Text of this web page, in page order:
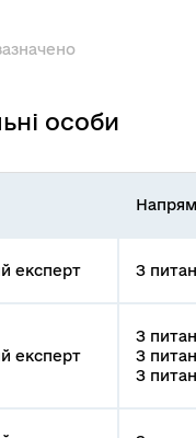
особи
експерт З
експерт
З
З
З